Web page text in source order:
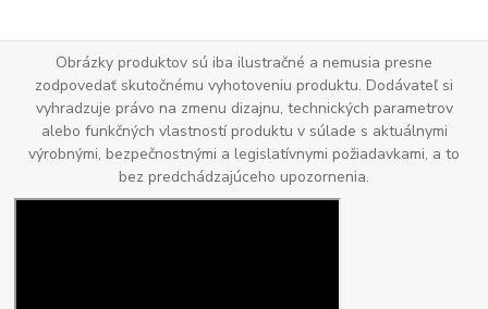
Obrázky produktov sú iba ilustračné a nemusia presne
zodpovedať skutočnému vyhotoveniu produktu. Dodávateľ si
vyhradzuje právo na zmenu dizajnu, technických parametrov
alebo funkčných vlastností produktu v súlade s aktuálnymi
výrobnými, bezpečnostnými a legislatívnymi požiadavkami, a to
bez predchádzajúceho upozornenia.